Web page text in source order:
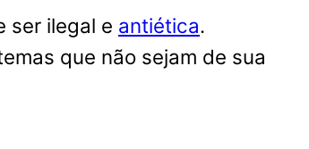
ser ilegal e antiética.
que não sejam de sua